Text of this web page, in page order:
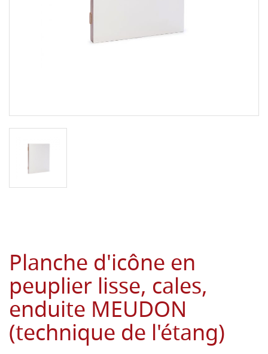
Planche d'icône en
peuplier lisse, cales,
enduite MEUDON
(technique de l'étang)